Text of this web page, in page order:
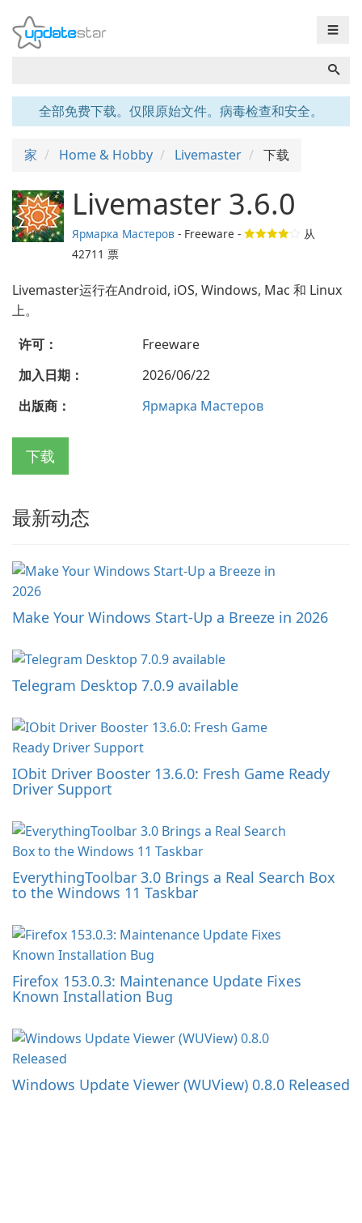
☰
全部免费下载。仅限原始文件。病毒检查和安全。
家 Home & Hobby Livemaster 下载
Livemaster 3.6.0
Ярмарка Мастеров - Freeware -
从
42711 票
Livemaster运行在Android, iOS, Windows, Mac 和 Linux
上。
许可：
Freeware
加入日期：
2026/06/22
出版商：
Ярмарка Мастеров
下载
最新动态
Make Your Windows Start-Up a Breeze in 2026
Telegram Desktop 7.0.9 available
IObit Driver Booster 13.6.0: Fresh Game Ready
Driver Support
EverythingToolbar 3.0 Brings a Real Search Box
to the Windows 11 Taskbar
Firefox 153.0.3: Maintenance Update Fixes
Known Installation Bug
Windows Update Viewer (WUView) 0.8.0 Released